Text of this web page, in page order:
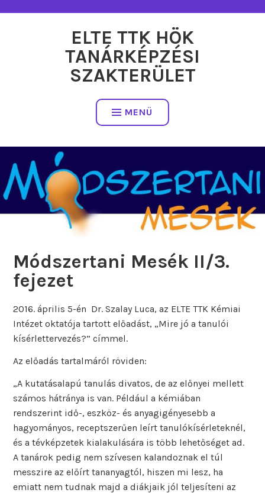
ELTE TTK HÖK
TANÁRKÉPZÉSI
SZAKTERÜLET
MENÜ
Módszertani Mesék II/3.
fejezet
2016. április 5-én Dr. Szalay Luca, az ELTE TTK Kémiai
Intézet oktatója tartott előadást, „Mire jó a tanulói
kísérlettervezés?” címmel.
Az előadás tartalmáról röviden:
„A kutatásalapú tanulás divatos, de az előnyei mellett
számos hátránya is van. Például a kémiában
rendszerint idő-, eszköz- és anyagigényesebb a
hagyományos, receptszerűen leírt tanulókísérleteknél,
és a tévképzetek kialakulására is több lehetőséget ad.
A tanárok pedig nem szívesen kalandoznak el túl
messzire az előírt tananyagtól, hiszen mi lesz, ha
emiatt nem tudnak majd a diákjaik jól teljesíteni az